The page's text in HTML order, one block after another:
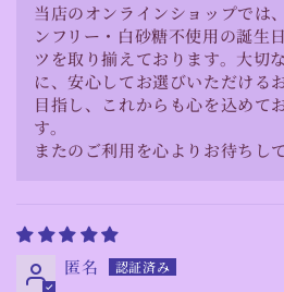
当店のオンラインショップでは
ンフリー・白砂糖不使用の誕生
ツを取り揃えております。大切
に、安心してお選びいただける
目指し、これからも心を込めて
す。
またのご利用を心よりお待ちし
匿名